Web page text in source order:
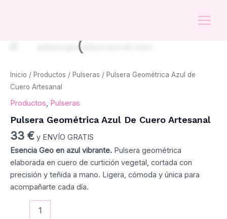
Inicio / Productos / Pulseras / Pulsera Geométrica Azul de
Cuero Artesanal
Productos, Pulseras
Pulsera Geométrica Azul De Cuero Artesanal
33 € y ENVÍO GRATIS
Esencia Geo en azul vibrante. Pulsera geométrica
elaborada en cuero de curtición vegetal, cortada con
precisión y teñida a mano. Ligera, cómoda y única para
acompañarte cada día.
de
Cuero
cantidad